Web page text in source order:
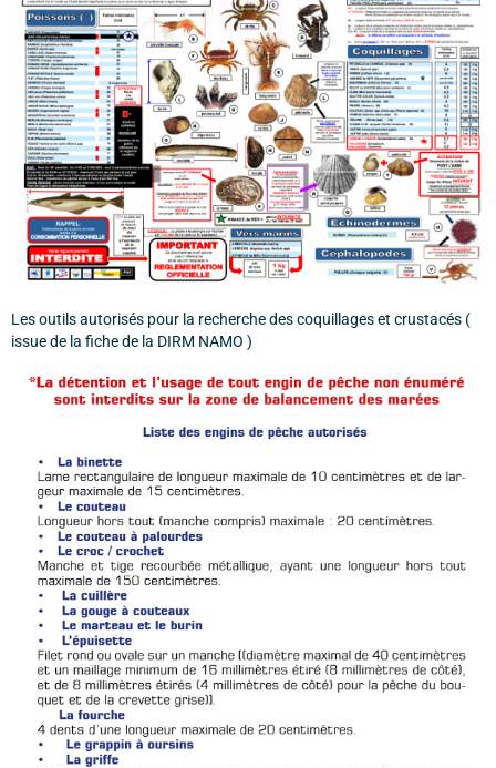
Les outils autorisés pour la recherche des coquillages et crustacés (
issue de la fiche de la DIRM NAMO )